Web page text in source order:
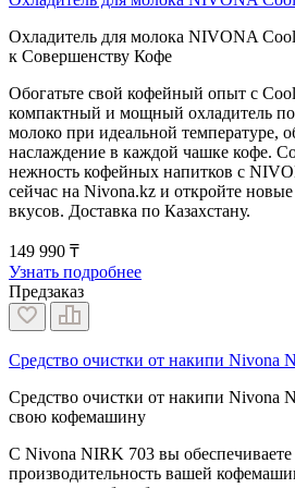
Охладитель для молока NIVONA
к Совершенству Кофе
Обогатьте свой кофейный опыт с
компактный и мощный охладитель
молоко при идеальной температуре,
наслаждение в каждой чашке кофе.
нежность кофейных напитков с
сейчас на Nivona.kz и откройте
вкусов. Доставка по Казахстану.
149 990 ₸
Узнать подробнее
Предзаказ
Средство очистки от накипи Nivona
Средство очистки от накипи Nivona
свою кофемашину
С Nivona NIRK 703 вы обеспечиваете
производительность вашей